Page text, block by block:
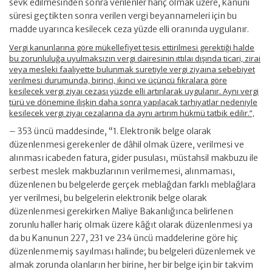
sevk edilmesinden sonra verilenler hariç olmak üzere, kanuni
süresi geçtikten sonra verilen vergi beyannameleri için bu
madde uyarınca kesilecek ceza yüzde elli oranında uygulanır.
Vergi kanunlarına göre mükellefiyet tesis ettirilmesi gerektiği halde
bu zorunluluğa uyulmaksızın vergi dairesinin ıttılaı dışında ticari, zirai
veya mesleki faaliyette bulunmak suretiyle vergi ziyaına sebebiyet
verilmesi durumunda, birinci, ikinci ve üçüncü fıkralara göre
kesilecek vergi ziyaı cezası yüzde elli artırılarak uygulanır. Aynı vergi
türü ve dönemine ilişkin daha sonra yapılacak tarhiyatlar nedeniyle
kesilecek vergi ziyaı cezalarına da aynı artırım hükmü tatbik edilir.”,
– 353 üncü maddesinde, “1. Elektronik belge olarak
düzenlenmesi gerekenler de dâhil olmak üzere, verilmesi ve
alınması icabeden fatura, gider pusulası, müstahsil makbuzu ile
serbest meslek makbuzlarının verilmemesi, alınmaması,
düzenlenen bu belgelerde gerçek meblağdan farklı meblağlara
yer verilmesi, bu belgelerin elektronik belge olarak
düzenlenmesi gerekirken Maliye Bakanlığınca belirlenen
zorunlu haller hariç olmak üzere kâğıt olarak düzenlenmesi ya
da bu Kanunun 227, 231 ve 234 üncü maddelerine göre hiç
düzenlenmemiş sayılması halinde; bu belgeleri düzenlemek ve
almak zorunda olanların her birine, her bir belge için bir takvim